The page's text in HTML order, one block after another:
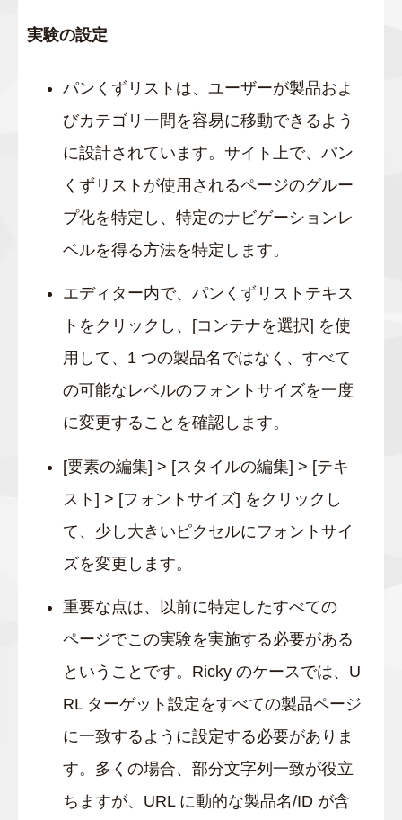
実験の設定
パンくずリストは、ユーザーが製品およ
びカテゴリー間を容易に移動できるよう
に設計されています。サイト上で、パン
くずリストが使用されるページのグルー
プ化を特定し、特定のナビゲーションレ
ベルを得る方法を特定します。
エディター内で、パンくずリストテキス
トをクリックし、[コンテナを選択] を使
用して、1 つの製品名ではなく、すべて
の可能なレベルのフォントサイズを一度
に変更することを確認します。
[要素の編集] > [スタイルの編集] > [テキ
スト] > [フォントサイズ] をクリックし
て、少し大きいピクセルにフォントサイ
ズを変更します。
重要な点は、以前に特定したすべての
ページでこの実験を実施する必要がある
ということです。Ricky のケースでは、U
RL ターゲット設定をすべての製品ページ
に一致するように設定する必要がありま
す。多くの場合、部分文字列一致が役立
ちますが、URL に動的な製品名/ID が含